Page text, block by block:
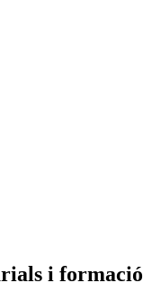
i formació